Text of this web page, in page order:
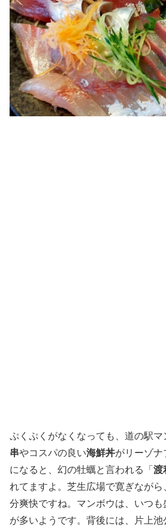
ぷくぷくがなくなっても、道の駅マ
串やコスパの良い海鮮丼がリーゾナ
になると、幻の牡蠣と言われる「 渡
れてますよ。芝生広場で寛ぎなが
分爽快ですね。マンボウは、いつ
が多いようです。背後には、片上